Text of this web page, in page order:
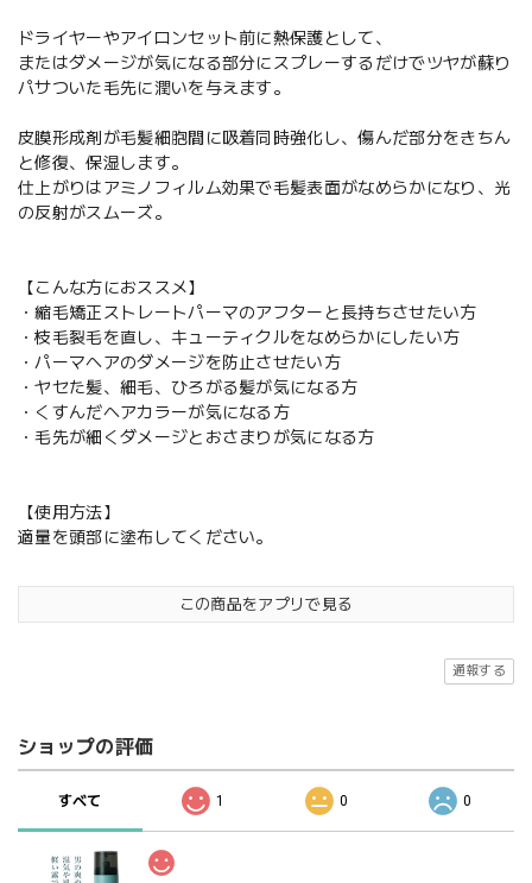
ドライヤーやアイロンセット前に熱保護として、
またはダメージが気になる部分にスプレーするだけでツヤが蘇り
パサついた毛先に潤いを与えます。
皮膜形成剤が毛髪細胞間に吸着同時強化し、傷んだ部分をきちん
と修復、保湿します。
仕上がりはアミノフィルム効果で毛髪表面がなめらかになり、光
の反射がスムーズ。
【こんな方におススメ】
・縮毛矯正ストレートパーマのアフターと長持ちさせたい方
・枝毛裂毛を直し、キューティクルをなめらかにしたい方
・パーマヘアのダメージを防止させたい方
・ヤセた髪、細毛、ひろがる髪が気になる方
・くすんだヘアカラーが気になる方
・毛先が細くダメージとおさまりが気になる方
【使用方法】
適量を頭部に塗布してください。
この商品をアプリで見る
通報する
ショップの評価
すべて 1 0 0